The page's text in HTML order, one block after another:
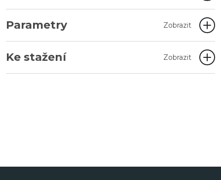
Parametry Zobrazit
Ke stažení Zobrazit